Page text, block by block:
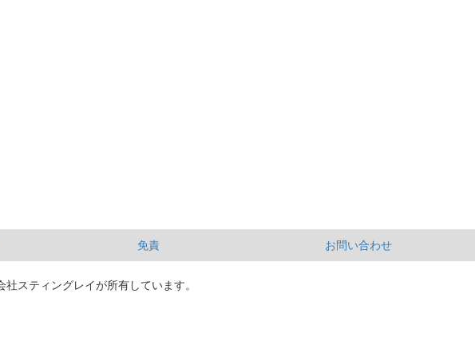
免責 お問い合わせ
スティングレイが所有しています。